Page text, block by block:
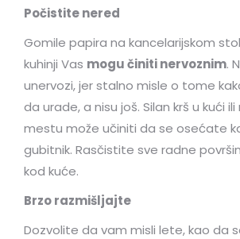
Počistite nered
Gomile papira na kancelarijskom
kuhinji Vas mogu činiti nervoznim.
unervozi, jer stalno misle o tome
da urade, a nisu još. Silan krš u kući
mestu može učiniti da se osećate
gubitnik. Rasčistite sve radne
kod kuće.
Brzo razmišljajte
Dozvolite da vam misli lete, kao da